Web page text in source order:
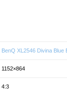
BenQ XL2546 Divina Blue
1152×864
4:3